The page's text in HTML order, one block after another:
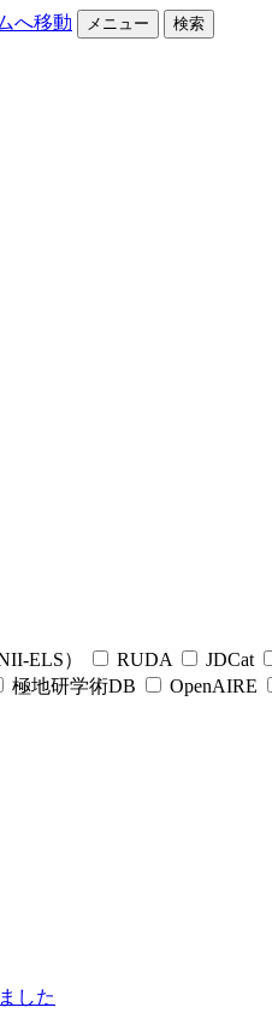
へ移動 メニュー 検索
ELS） RUDA JDCat
極地研学術DB OpenAIRE
した